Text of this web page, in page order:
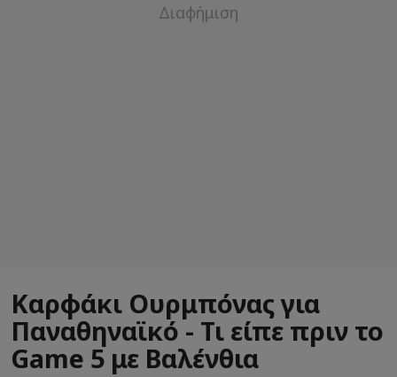
Καρφάκι Ουρμπόνας για
Παναθηναϊκό - Τι είπε πριν το
Game 5 με Βαλένθια